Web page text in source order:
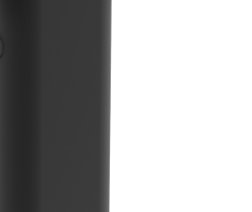
型パワフルエアダスター充電式